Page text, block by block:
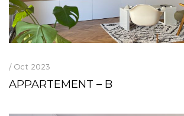
/ Oct 2023
APPARTEMENT – B